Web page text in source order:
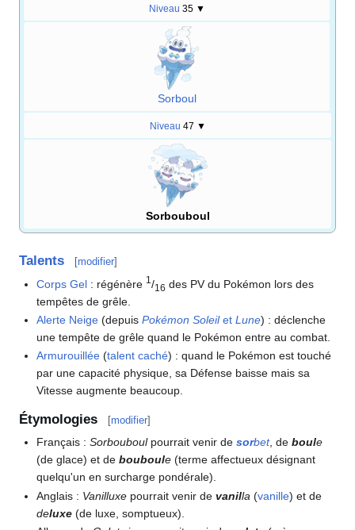
Niveau 35 ▼
Sorboul
Niveau 47 ▼
Sorbouboul
Talents [modifier]
Corps Gel : régénère 1 /16 des PV du Pokémon lors des
tempêtes de grêle.
Alerte Neige (depuisPokémon SoleiletLune) : déclenche
une tempête de grêle quand le Pokémon entre au combat.
Armurouillée (talent caché) : quand le Pokémon est touché
par une capacité physique, sa Défense baisse mais sa
Vitesse augmente beaucoup.
Étymologies [modifier]
Français :Sorbouboulpourrait venir desorbet, deboule
(de glace) et debouboule (terme affectueux désignant
quelqu'un en surcharge pondérale).
Anglais : Vanilluxe pourrait venir devanilla (vanille) et de
deluxe (de luxe, somptueux).